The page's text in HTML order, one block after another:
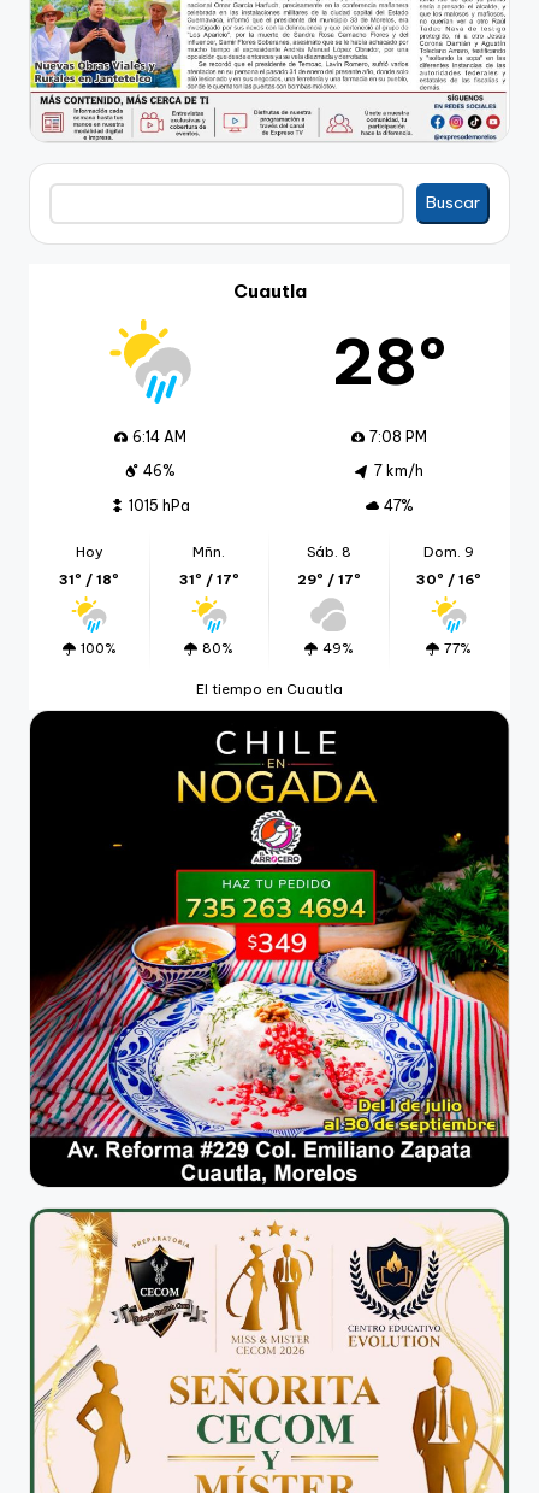
Buscar
Buscar
Cuautla
28º
6:14 AM
7:08 PM
46%
7 km/h
1015 hPa
47%
Hoy
31º / 18º
100%
Mñn.
31º / 17º
80%
Sáb. 8
29º / 17º
49%
Dom. 9
30º / 16º
77%
El tiempo en Cuautla